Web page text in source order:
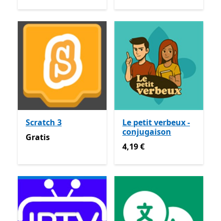
Scratch 3
Gratis
Gratis
Le petit verbeux -
conjugaison
4,19 €
4,19 €